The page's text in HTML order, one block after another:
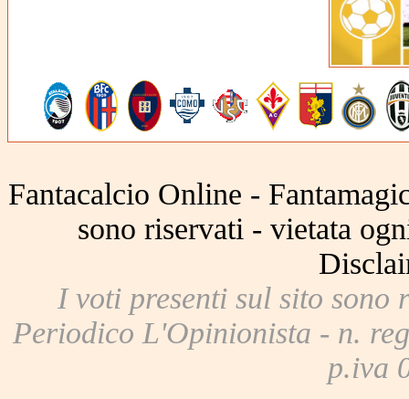
Fantacalcio Online -
sono riservati - vietata
I voti presenti sul sito sono
Periodico L'Opinionista - n.
p.iva